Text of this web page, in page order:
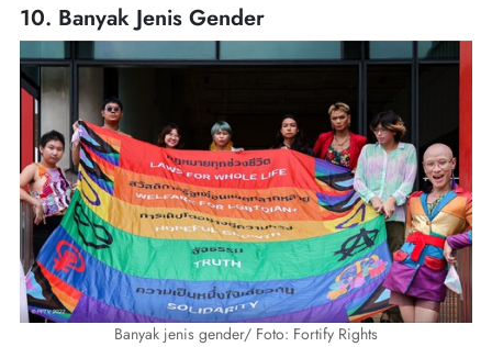
10. Banyak Jenis Gender
Banyak jenis gender/ Foto: Fortify Rights